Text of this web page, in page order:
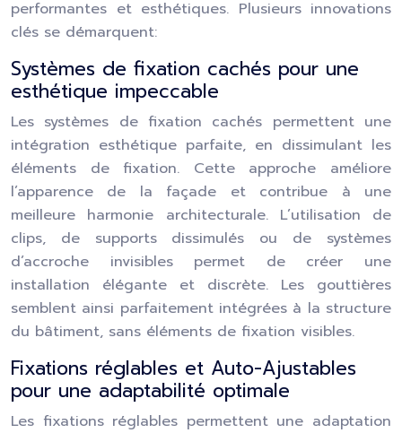
performantes et esthétiques. Plusieurs innovations
clés se démarquent:
Systèmes de fixation cachés pour une
esthétique impeccable
Les systèmes de fixation cachés permettent une
intégration esthétique parfaite, en dissimulant les
éléments de fixation. Cette approche améliore
l’apparence de la façade et contribue à une
meilleure harmonie architecturale. L’utilisation de
clips, de supports dissimulés ou de systèmes
d’accroche invisibles permet de créer une
installation élégante et discrète. Les gouttières
semblent ainsi parfaitement intégrées à la structure
du bâtiment, sans éléments de fixation visibles.
Fixations réglables et Auto-Ajustables
pour une adaptabilité optimale
Les fixations réglables permettent une adaptation